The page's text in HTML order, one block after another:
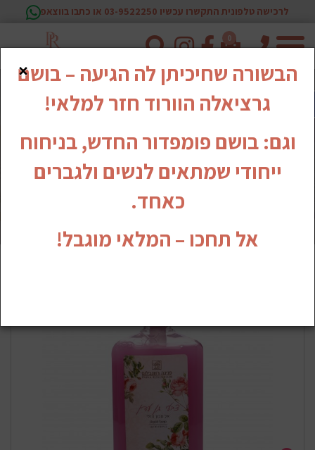
לרכישה טלפונית התקשרו עכשיו 03-9522250 או כתבו בווצאפ
טלפון
0
×
הבשורה שחיכיתן לה הגיעה – בושם
גרציאלה הוורוד חזר למלאי!
וגם: בושם פומפדור החדש, בניחוח
ייחודי שמתאים לנשים ולגברים
כאחד.
אל תחכו – המלאי מוגבל!